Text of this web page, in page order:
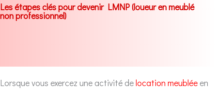
Les étapes clés pour devenir LMNP (loueur en meublé
non professionnel)
Lorsque vous exercez une activité delocation meublée en